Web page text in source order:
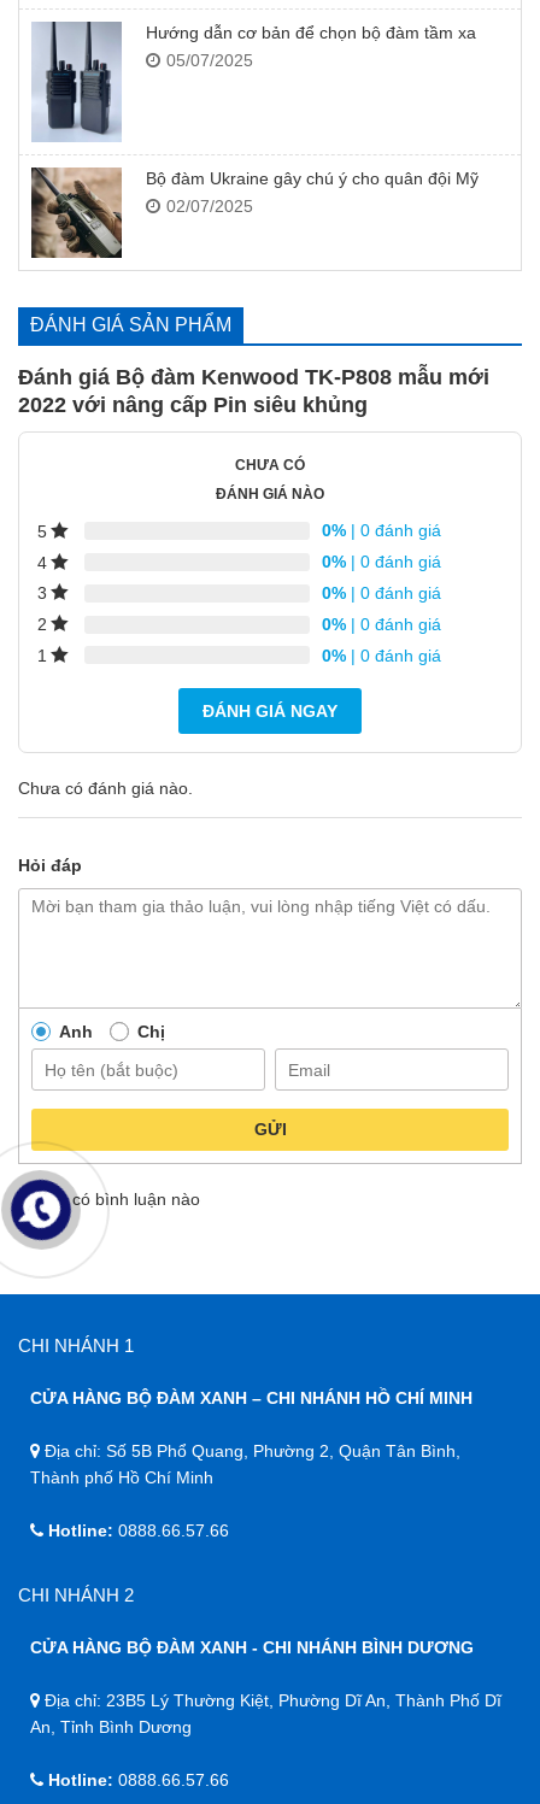
Hướng dẫn cơ bản để chọn bộ đàm tầm xa
05/07/2025
Bộ đàm Ukraine gây chú ý cho quân đội Mỹ
02/07/2025
ĐÁNH GIÁ SẢN PHẨM
Đánh giá Bộ đàm Kenwood TK-P808 mẫu mới
2022 với nâng cấp Pin siêu khủng
CHƯA CÓ
ĐÁNH GIÁ NÀO
5 0% | 0 đánh giá
4
0% | 0 đánh giá
3
0% | 0 đánh giá
2
0% | 0 đánh giá
1
0% | 0 đánh giá
ĐÁNH GIÁ NGAY
Chưa có đánh giá nào.
Hỏi đáp
Anh Chị
GỬI
Không có bình luận nào
CHI NHÁNH 1
CỬA HÀNG BỘ ĐÀM XANH – CHI NHÁNH HỒ CHÍ MINH
Địa chỉ: Số 5B Phổ Quang, Phường 2, Quận Tân Bình,
Thành phố Hồ Chí Minh
Hotline: 0888.66.57.66
CHI NHÁNH 2
CỬA HÀNG BỘ ĐÀM XANH - CHI NHÁNH BÌNH DƯƠNG
Địa chỉ: 23B5 Lý Thường Kiệt, Phường Dĩ An, Thành Phố Dĩ
An, Tỉnh Bình Dương
Hotline: 0888.66.57.66